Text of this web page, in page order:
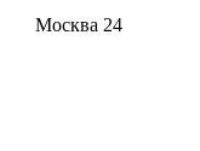
Москва 24